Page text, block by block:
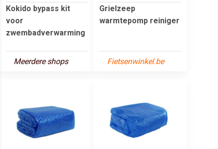
Kokido bypass kit
voor
zwembadverwarming
Meerdere shops
Grielzeep
warmtepomp reiniger
Fietsenwinkel.be